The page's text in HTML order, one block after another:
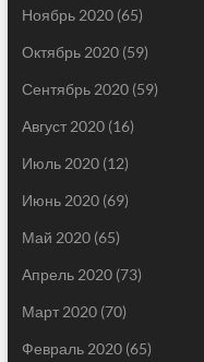
Ноябрь 2020(65)
Октябрь 2020(59)
Сентябрь 2020(59)
Август 2020(16)
Июль 2020(12)
Июнь 2020(69)
Май 2020(65)
Апрель 2020(73)
Март 2020(70)
Февраль 2020(65)